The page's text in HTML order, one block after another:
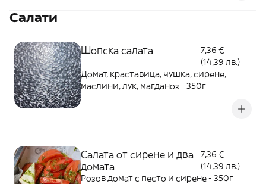
Салати
Шопска салата
7,36 €
(14,39 лв.)
Домат, краставица, чушка, сирене,
маслини, лук, магданоз - 350г
Салата от сирене и два
домата
7,36 €
(14,39 лв.)
Розов домат с песто и сирене - 350г